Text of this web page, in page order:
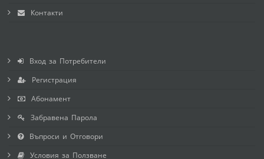
Контакти
Вход за Потребители
Регистрация
Абонамент
Забравена Парола
Въпроси и Отговори
Условия за Ползване